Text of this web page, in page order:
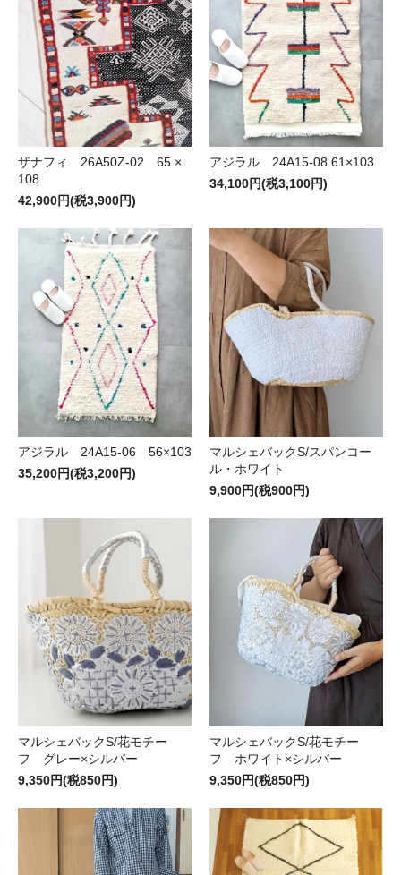
ザナフィ 26A50Z-02 65 ×
108
42,900円(税3,900円)
アジラル 24A15-08 61×103
34,100円(税3,100円)
アジラル 24A15-06 56×103
35,200円(税3,200円)
マルシェバックS/スパンコー
ル・ホワイト
9,900円(税900円)
マルシェバックS/花モチー
フ グレー×シルバー
9,350円(税850円)
マルシェバックS/花モチー
フ ホワイト×シルバー
9,350円(税850円)